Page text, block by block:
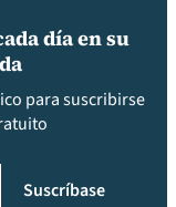
día en su
para suscribirse
Suscríbase